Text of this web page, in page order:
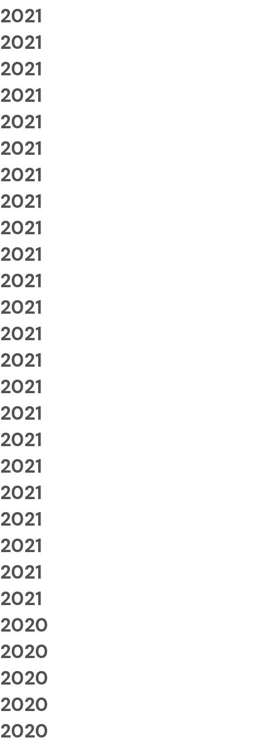
2021
2021
2021
2021
2021
2021
2021
2021
2021
2021
2021
2021
2021
2021
2021
2021
2021
2021
2021
2021
2021
2021
2021
2020
2020
2020
2020
2020